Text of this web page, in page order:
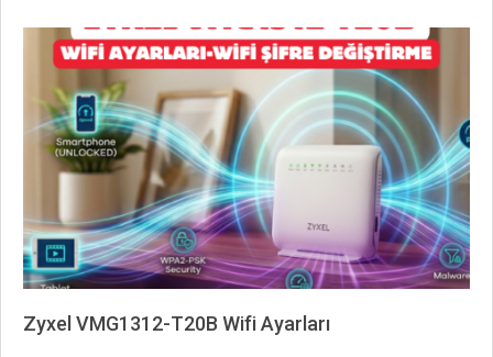
Zyxel VMG1312-T20B Wifi Ayarları